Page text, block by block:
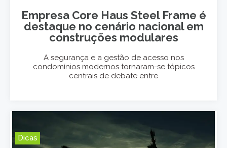
Empresa Core Haus Steel Frame é
destaque no cenário nacional em
construções modulares
A segurança e a gestão de acesso nos
condomínios modernos tornaram-se tópicos
centrais de debate entre
Dicas